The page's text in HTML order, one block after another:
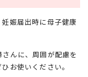
娠届出時に母子健康
んに、周囲が配慮を
お使いください。